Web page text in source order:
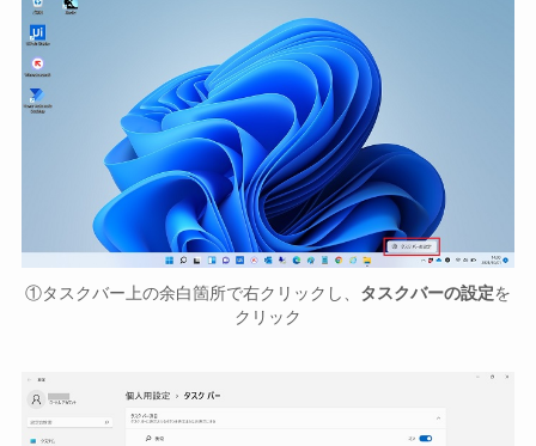
①タスクバー上の余白箇所で右クリックし、 タスクバーの設定を
クリック